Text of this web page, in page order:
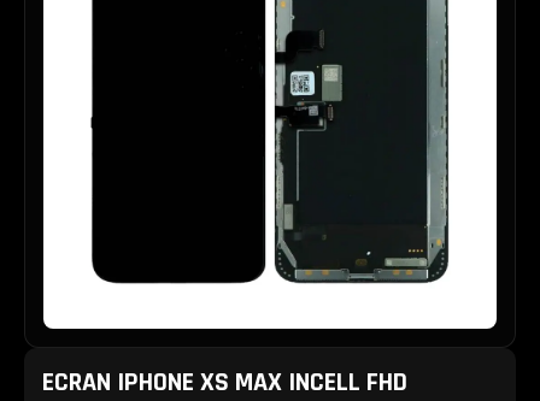
ECRAN IPHONE XS MAX INCELL FHD